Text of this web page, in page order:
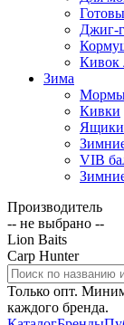
Джиг-
Кивок
Зима
Кивки
Ящики
VIB
Производитель
-- не выбрано --
Lion Baits
Carp Hunter
Только опт.
каждого бренда.